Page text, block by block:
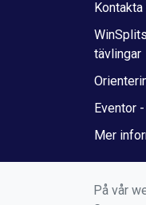
tävlingar
Eventor
Mer
På vår